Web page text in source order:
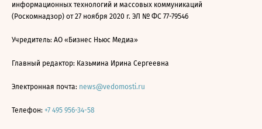
информационных технологий и массовых коммуникаций
(Роскомнадзор) от 27 ноября 2020 г. ЭЛ № ФС 77-79546
Учредитель: АО «Бизнес Ньюс Медиа»
Главный редактор: Казьмина Ирина Сергеевна
Электронная почта: news@vedomosti.ru
Телефон: +7 495 956-34-58